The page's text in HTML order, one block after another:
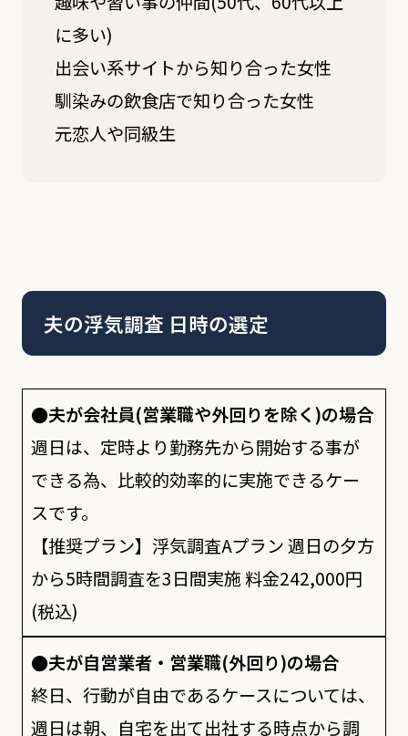
に多い)
出会い系サイトから知り合った女性
馴染みの飲食店で知り合った女性
元恋人や同級生
夫の浮気調査 日時の選定
●夫が会社員(営業職や外回りを除く)の場合
週日は、定時より勤務先から開始する事が
できる為、比較的効率的に実施できるケー
スです。
【推奨プラン】浮気調査Aプラン 週日の夕方
から5時間調査を3日間実施 料金242,000円
(税込)
●夫が自営業者・営業職(外回り)の場合
終日、行動が自由であるケースについては、
週日は朝、自宅を出て出社する時点から調